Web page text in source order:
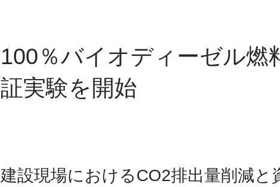
100％バイオディーゼル燃
証実験を開始
建設現場におけるCO2排出量削減